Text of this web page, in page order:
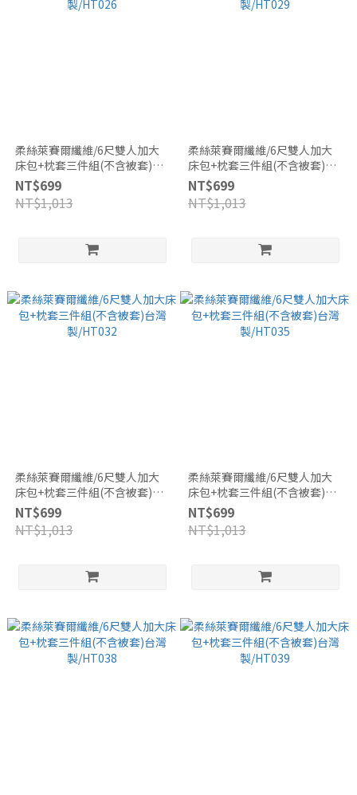
柔絲萊賽爾纖維/6尺雙人加大
床包+枕套三件組(不含被套)台
灣製/HT026
NT$699
NT$1,013
柔絲萊賽爾纖維/6尺雙人加大
床包+枕套三件組(不含被套)台
灣製/HT029
NT$699
NT$1,013
柔絲萊賽爾纖維/6尺雙人加大
床包+枕套三件組(不含被套)台
灣製/HT032
NT$699
NT$1,013
柔絲萊賽爾纖維/6尺雙人加大
床包+枕套三件組(不含被套)台
灣製/HT035
NT$699
NT$1,013